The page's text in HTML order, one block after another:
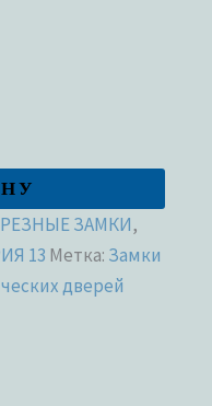
ЗАМКИ,
13 Метка: Замки
дверей